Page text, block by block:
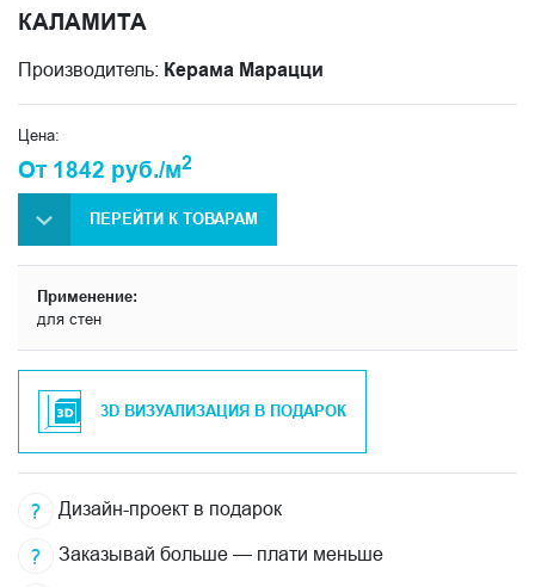
КАЛАМИТА
Производитель: Керама Марацци
Цена:
От 1842 руб./м2
ПЕРЕЙТИ К ТОВАРАМ
Применение:
для стен
3D ВИЗУАЛИЗАЦИЯ В ПОДАРОК
Дизайн-проект в подарок
Заказывай больше — плати меньше